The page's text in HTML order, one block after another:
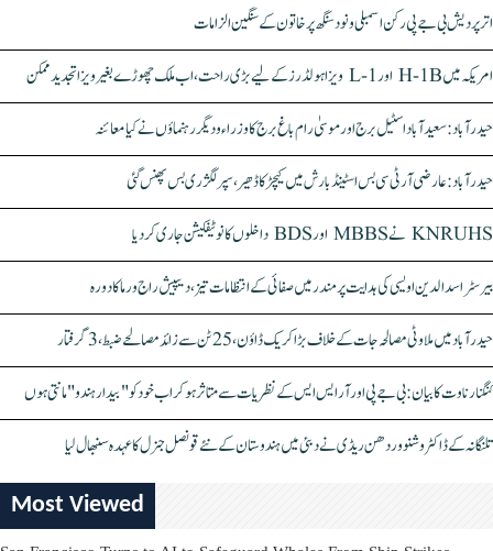
اتر پردیش بی جے پی رکن اسمبلی ونود سنگھ پر خاتون کے سنگین الزامات
امریکہ میں H-1B اور L-1 ویزا ہولڈرز کے لیے بڑی راحت، اب ملک چھوڑے بغیر ویزا تجدید ممکن
حیدرآباد: سعیدآباد اسٹیل برج اور موسیٰ رام باغ برج کا وزراء و دیگر رہنماؤں نے کیا معائنہ
حیدرآباد: عارضی آر ٹی سی بس اسٹینڈ بارش میں کیچڑ کا ڈھیر، سپر لگژری بس پھنس گئی
KNRUHS نے MBBS اور BDS داخلوں کا نوٹیفکیشن جاری کر دیا
بیرسٹر اسدالدین اویسی کی ہدایت پر مندر میں صفائی کے انتظامات تیز، دیپیش راج ورما کا دورہ
حیدرآباد میں ملاوٹی مصالحہ جات کے خلاف بڑا کریک ڈاؤن، 25 ٹن سے زائد مصالحے ضبط، 3 گرفتار
کنگنا رناوت کا بیان: بی جے پی اور آر ایس ایس کے نظریات سے متاثر ہو کر اب خود کو "بیدار ہندو" مانتی ہوں
تلنگانہ کے ڈاکٹر وشنو وردھن ریڈی نے دبئی میں ہندوستان کے نئے قونصل جنرل کا عہدہ سنبھال لیا
Most Viewed